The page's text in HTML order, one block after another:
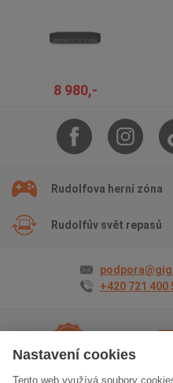
Nastavení cookies
Tento web využívá soubory
8 980,-
Rudolfova herní zóna
Rudolfův svět repasů
+420 721 400